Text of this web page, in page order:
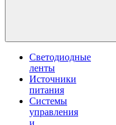
Светодиодные
ленты
Источники
питания
Системы
управления
и